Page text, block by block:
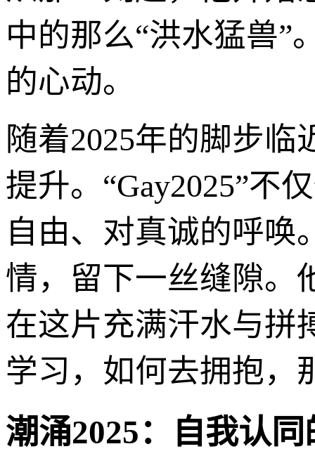
中的那么“洪水猛兽”
的心动。
随着2025年的脚步
提升。“Gay2025”不
自由、对真诚的呼唤
情，留下一丝缝隙。
在这片充满汗水与拼
学习，如何去拥抱，
潮涌2025：自我认